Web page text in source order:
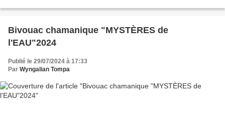
Bivouac chamanique "MYSTÈRES de
l'EAU"2024
Publié le 29/07/2024 à 17:33
Par Wyngalian Tompa